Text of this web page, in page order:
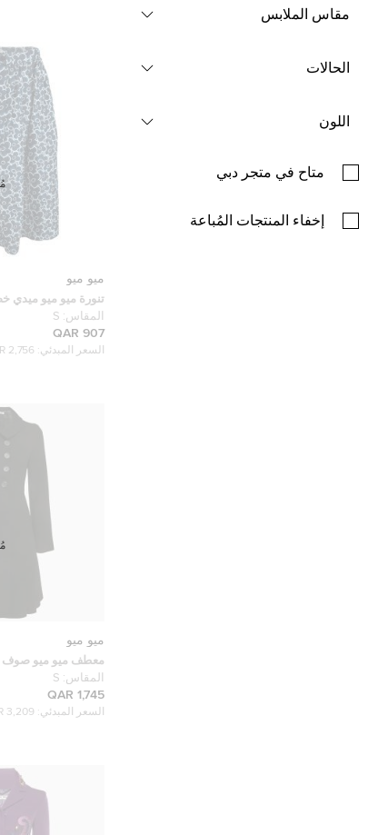
مقاس الملابس
الحالات
اللون
متاح في متجر دبي
إخفاء المنتجات المُباعة
ميو ميو
تنورة ميو ميو ميدي
طباعة زهور زرقاء S
المقاس: S
907 QAR
السعر المبدئي: 2,756 QAR
ميو ميو
معطف ميو ميو صوف
مقاس صغير (سمول)
المقاس: S
1,745 QAR
السعر المبدئي: 3,209 QAR